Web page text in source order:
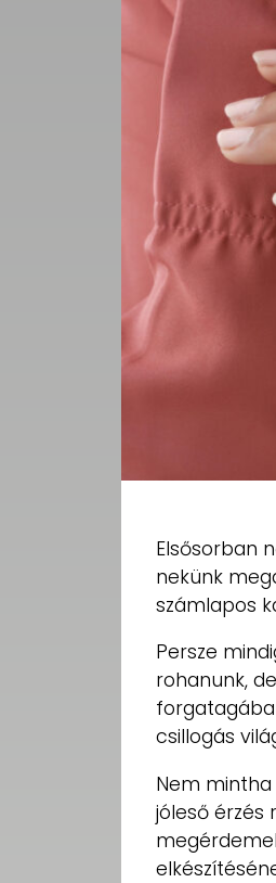
Elsősorban
nekünk
számlapos
Persze
rohanunk,
csillogás
Nem
jóleső érzés